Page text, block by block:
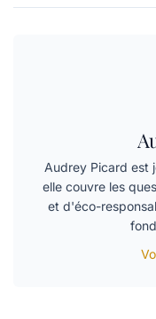
Audrey Picard est
elle couvre les
et d'éco-